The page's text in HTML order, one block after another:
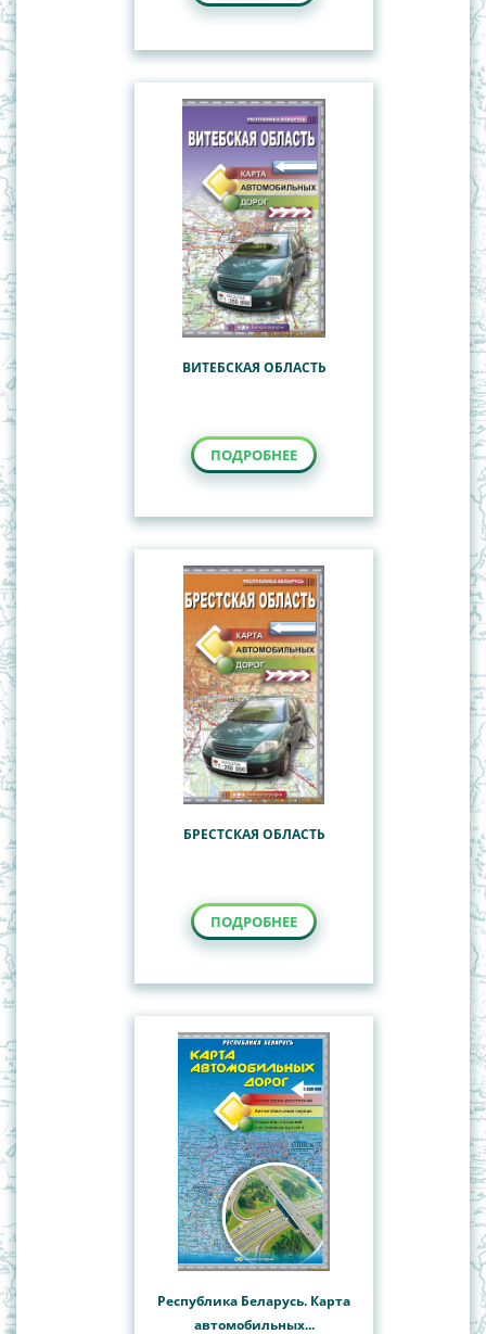
ВИТЕБСКАЯ ОБЛАСТЬ
ПОДРОБНЕЕ
БРЕСТСКАЯ ОБЛАСТЬ
ПОДРОБНЕЕ
Республика Беларусь. Карта
автомобильных...